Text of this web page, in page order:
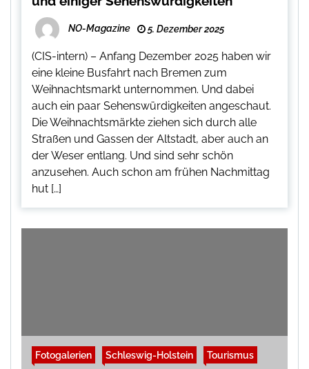
NO-Magazine 5. Dezember 2025
(CIS-intern) – Anfang Dezember 2025 haben wir
eine kleine Busfahrt nach Bremen zum
Weihnachtsmarkt unternommen. Und dabei
auch ein paar Sehenswürdigkeiten angeschaut.
Die Weihnachtsmärkte ziehen sich durch alle
Straßen und Gassen der Altstadt, aber auch an
der Weser entlang. Und sind sehr schön
anzusehen. Auch schon am frühen Nachmittag
hut […]
Fotogalerien Schleswig-Holstein Tourismus